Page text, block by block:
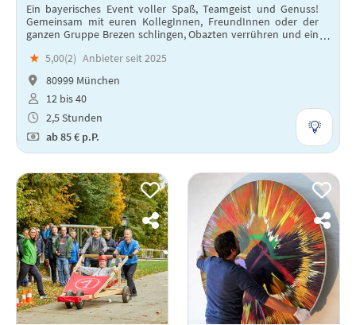
Ein bayerisches Event voller Spaß, Teamgeist und Genuss!
Gemeinsam mit euren KollegInnen, FreundInnen oder der
ganzen Gruppe Brezen schlingen, Obazten verrühren und ein
★ 5,00(2) Anbieter seit 2025
80999 München
12 bis 40
2,5 Stunden
ab85 € p.P.